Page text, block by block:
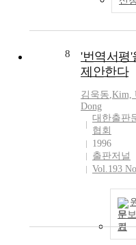
을 디스크형
(두께 2㎜ ×
3종의 광중합
plasma are
3초 (P3)와 6초
(P6)], 할로겐
[VIP, 400
40초 (H4)] 및
emitting
[LED;L, 400
의 시편을 연
지 않은 실험
8
'번역서평'
제안한다
김욱동,Kim,
Dong
대한출판
협회
1996
출판저널
Vol.193
문보
기